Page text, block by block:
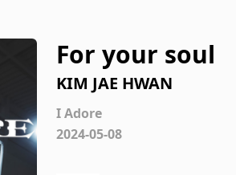
For your soul
KIM JAE HWAN
I Adore
2024-05-08